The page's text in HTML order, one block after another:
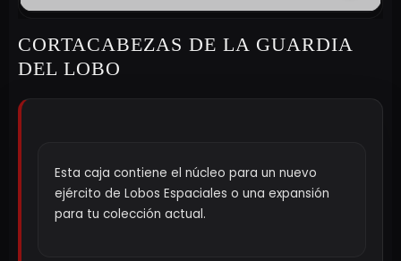
CORTACABEZAS DE LA GUARDIA
DEL LOBO
Esta caja contiene el núcleo para un nuevo
ejército de Lobos Espaciales o una expansión
para tu colección actual.